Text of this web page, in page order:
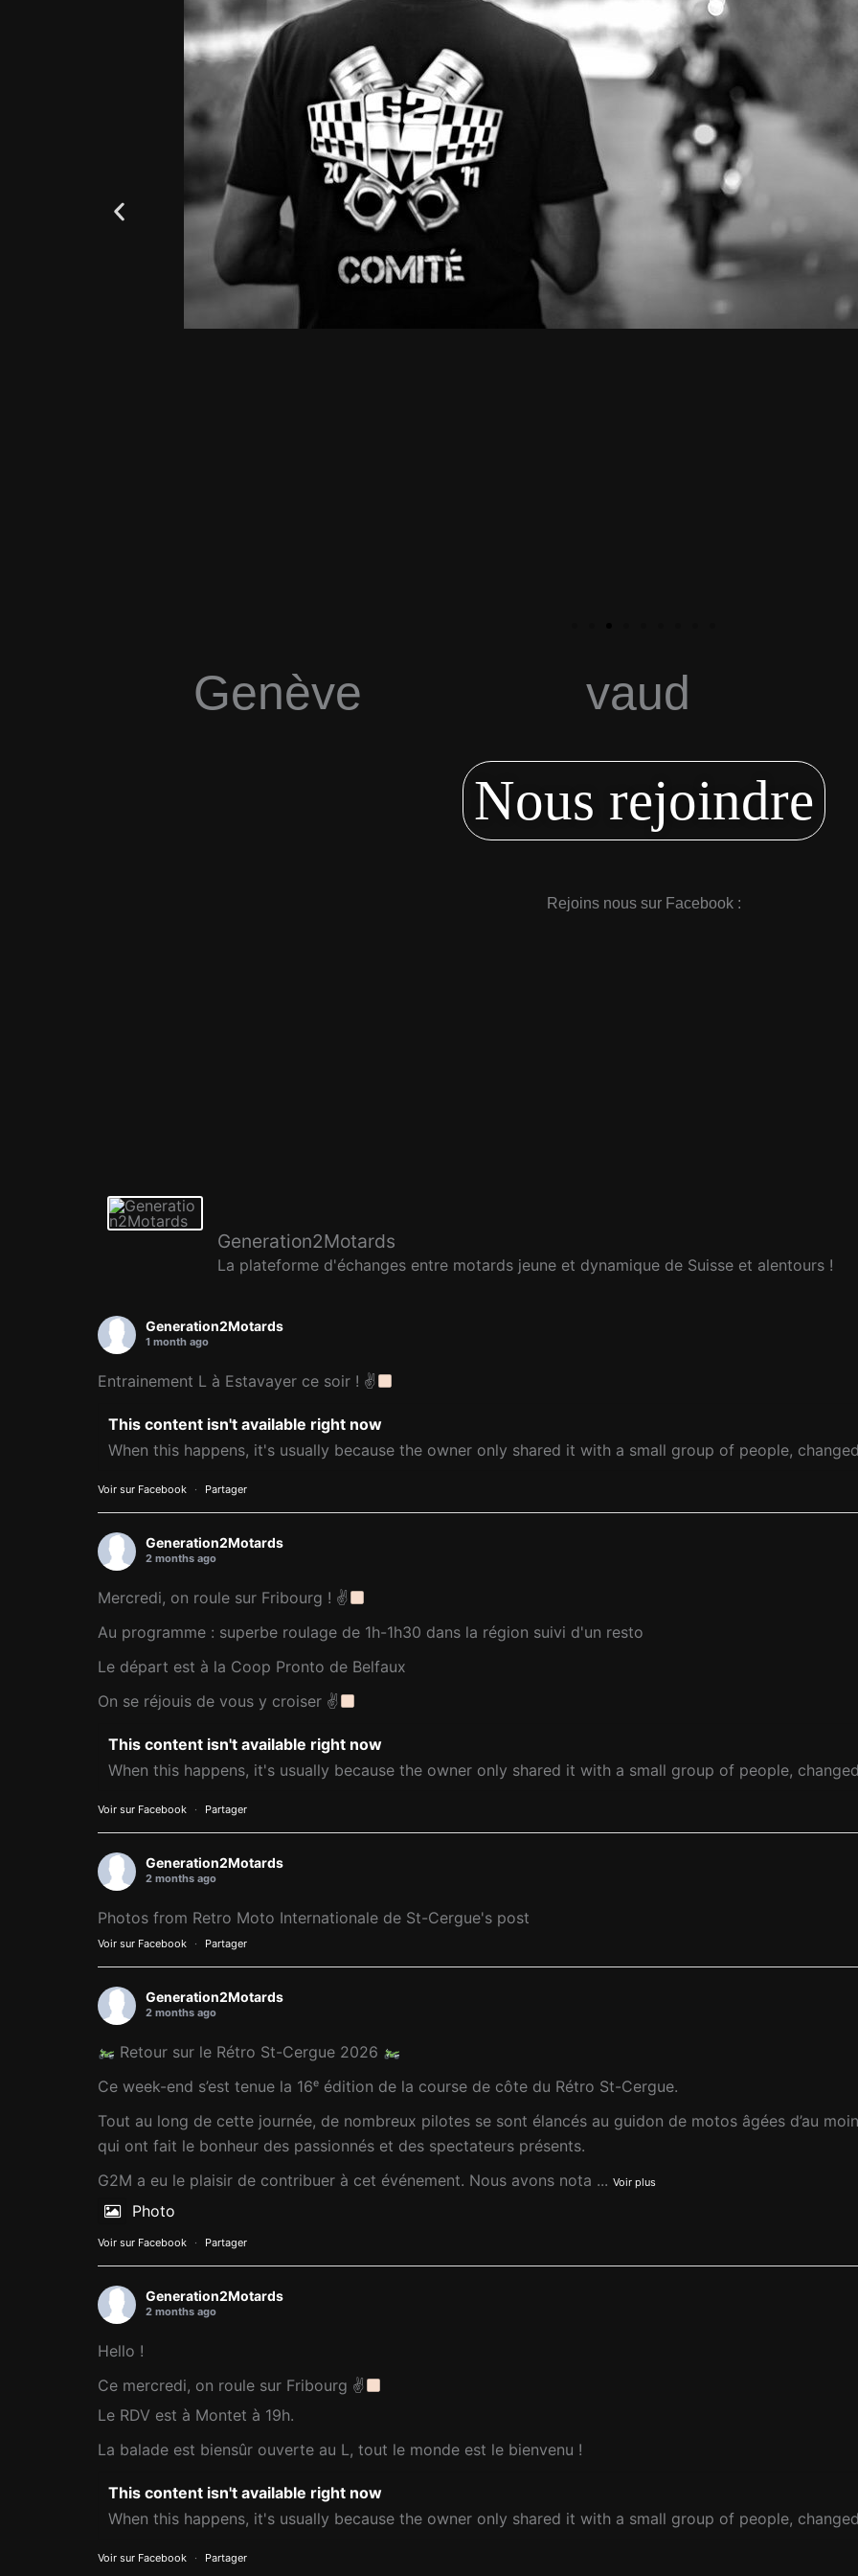
Genève vaud
Nous rejoindre
Rejoins nous sur Facebook :
Generation2Motards
La plateforme d'échanges entre motards jeune et dynamique de Suisse et alentours !
Generation2Motards
1 month ago
Entrainement L à Estavayer ce soir ! ✌
This content isn't available right now
When this happens, it's usually because the owner only shared it with a small group of people,
Voir sur Facebook · Partager
Generation2Motards
2 months ago
Mercredi, on roule sur Fribourg ! ✌
Au programme : superbe roulage de 1h-1h30 dans la région suivi d'un resto
Le départ est à la Coop Pronto de Belfaux
On se réjouis de vous y croiser ✌
This content isn't available right now
When this happens, it's usually because the owner only shared it with a small group of people,
Voir sur Facebook · Partager
Generation2Motards
2 months ago
Photos from Retro Moto Internationale de St-Cergue's post
Voir sur Facebook · Partager
Generation2Motards
2 months ago
Retour sur le Rétro St-Cergue 2026
Ce week-end s’est tenue la 16ᵉ édition de la course de côte du Rétro St-Cergue.
Tout au long de cette journée, de nombreux pilotes se sont élancés au guidon de motos âgées d’au
qui ont fait le bonheur des passionnés et des spectateurs présents.
G2M a eu le plaisir de contribuer à cet événement. Nous avons nota ... Voir plus
Photo
Voir sur Facebook · Partager
Generation2Motards
2 months ago
Hello !
Ce mercredi, on roule sur Fribourg ✌
Le RDV est à Montet à 19h.
La balade est biensûr ouverte au L, tout le monde est le bienvenu !
This content isn't available right now
When this happens, it's usually because the owner only shared it with a small group of people,
Voir sur Facebook · Partager